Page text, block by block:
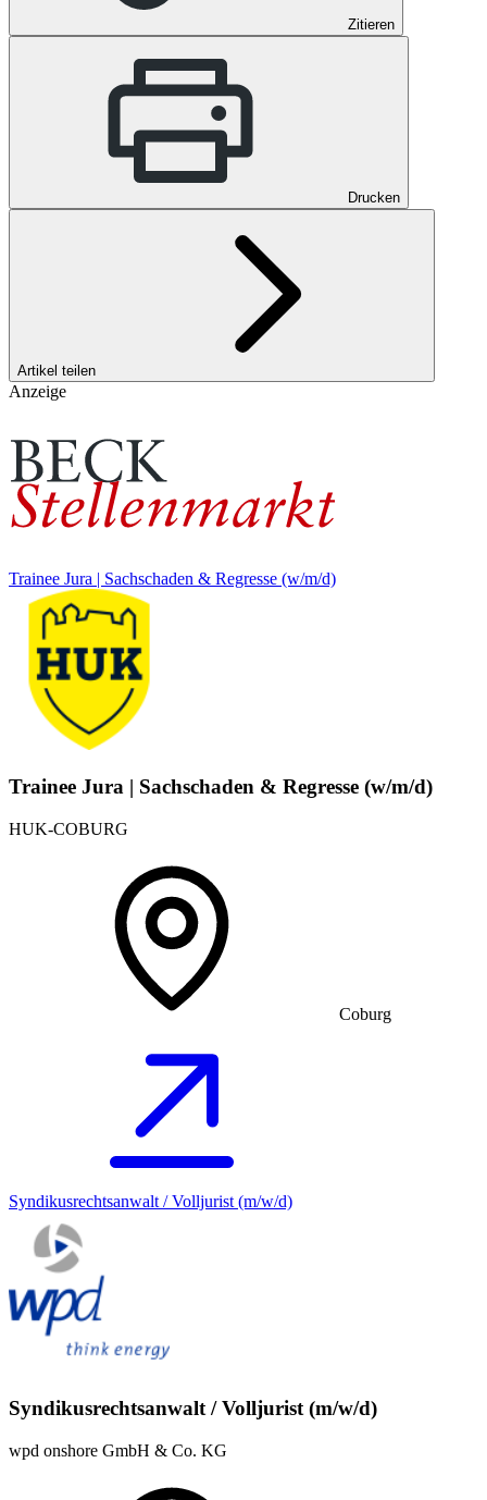
Zitieren
Drucken
Artikel teilen
Anzeige
Trainee Jura | Sachschaden & Regresse (w/m/d)
Trainee Jura | Sachschaden & Regresse (w/m/d)
HUK-COBURG
Coburg
Syndikusrechtsanwalt / Volljurist (m/w/d)
Syndikusrechtsanwalt / Volljurist (m/w/d)
wpd onshore GmbH & Co. KG